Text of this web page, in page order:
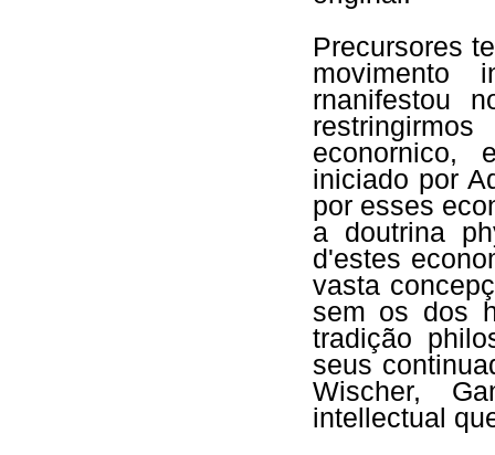
Precursores
movimento
rnanifestou
econornico,
iniciado por
por esses
a doutrina
d'estes
vasta
sem os dos
tradição
seus
Wischer,
intellectual